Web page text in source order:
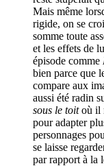
Mais même
rigide, on se
somme toute
et les effets de
épisode comme
bien parce que
compare aux
aussi été radin
sous le toitoù il
pour adapter
personnages
se laisse
par rapport à la